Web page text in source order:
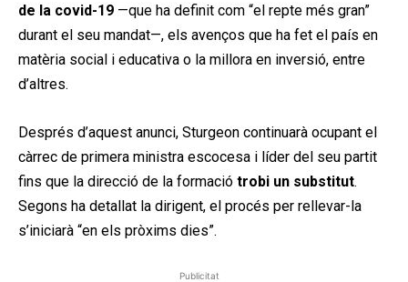
de la covid-19 —que ha definit com “el repte més gran”
durant el seu mandat—, els avenços que ha fet el país en
matèria social i educativa o la millora en inversió, entre
d’altres.
Després d’aquest anunci, Sturgeon continuarà ocupant el
càrrec de primera ministra escocesa i líder del seu partit
fins que la direcció de la formació trobi un substitut.
Segons ha detallat la dirigent, el procés per rellevar-la
s’iniciarà “en els pròxims dies”.
Publicitat